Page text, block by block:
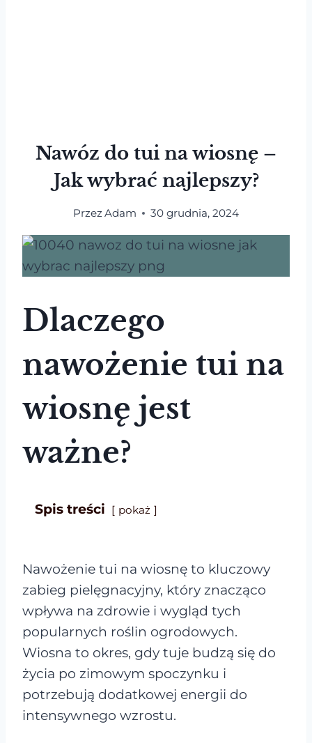
Nawóz do tui na wiosnę –
Jak wybrać najlepszy?
PrzezAdam 30 grudnia, 2024
Dlaczego
nawożenie tui na
wiosnę jest
ważne?
Spis treści pokaż
Nawożenie tui na wiosnę to kluczowy
zabieg pielęgnacyjny, który znacząco
wpływa na zdrowie i wygląd tych
popularnych roślin ogrodowych.
Wiosna to okres, gdy tuje budzą się do
życia po zimowym spoczynku i
potrzebują dodatkowej energii do
intensywnego wzrostu.